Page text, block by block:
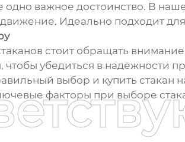
одно важное достоинство. В
Идеально подходит
стоит обращать
чтобы убедиться в надёжности
выбор и купить стакан
факторы при выборе